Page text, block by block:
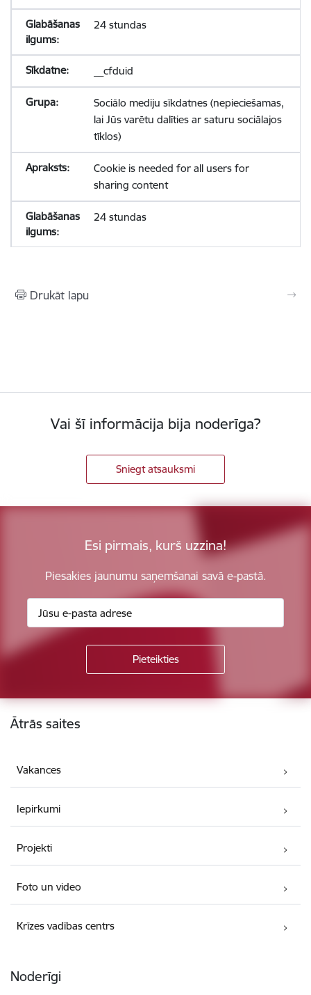
24 stundas
__cfduid
Sociālo mediju sīkdatnes (nepieciešamas,
lai Jūs varētu dalīties ar saturu sociālajos
tīklos)
Cookie is needed for all users for
sharing content
24 stundas
Drukāt lapu
Vai šī informācija bija noderīga?
Sniegt atsauksmi
Esi pirmais, kurš uzzina!
Piesakies jaunumu saņemšanai savā e-pastā.
Kājene
Ātrās saites
Vakances
Iepirkumi
Projekti
Foto un video
Krīzes vadības centrs
Noderīgi